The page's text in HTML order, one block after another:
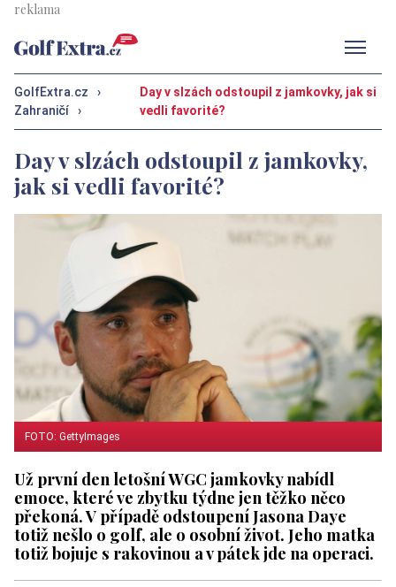
GolfExtra.cz
›
Zahraničí
›
Day v slzách odstoupil z jamkovky, jak si
vedli favorité?
Day v slzách odstoupil z jamkovky,
jak si vedli favorité?
FOTO: GettyImages
Už první den letošní WGC jamkovky nabídl
emoce, které ve zbytku týdne jen těžko něco
překoná. V případě odstoupení Jasona Daye
totiž nešlo o golf, ale o osobní život. Jeho matka
totiž bojuje s rakovinou a v pátek jde na operaci.